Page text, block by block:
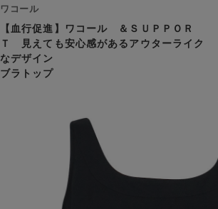
ワコール
【血行促進】ワコール ＆ＳＵＰＰＯＲ
Ｔ 見えても安心感があるアウターライク
なデザイン
ブラトップ